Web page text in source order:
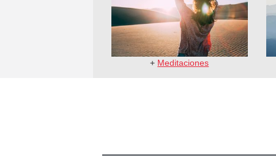
+ Meditaciones